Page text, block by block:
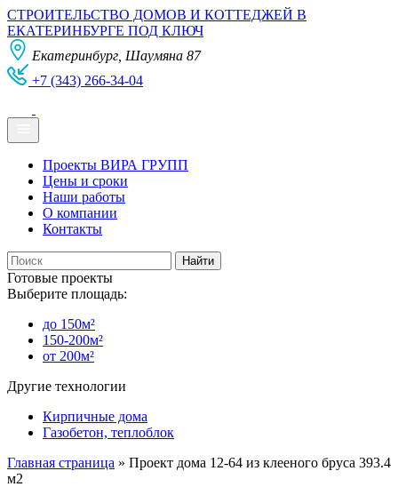
СТРОИТЕЛЬСТВО ДОМОВ И КОТТЕДЖЕЙ В
ЕКАТЕРИНБУРГЕ ПОД КЛЮЧ
Екатеринбург, Шаумяна 87
+7 (343) 266-34-04
Проекты ВИРА ГРУПП
Цены и сроки
Наши работы
О компании
Контакты
Готовые проекты
Выберите площадь:
до 150м²
150-200м²
от 200м²
Другие технологии
Кирпичные дома
Газобетон, теплоблок
Главная страница » Проект дома 12-64 из клееного бруса 393.4
м2